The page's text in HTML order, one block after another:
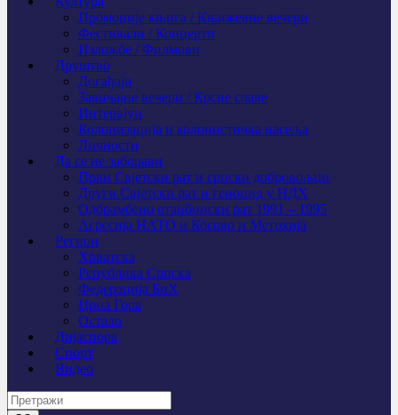
Промоције књига / Књижевне вечери
Фестивали / Концерти
Изложбе / Филмови
Друштво
Догађаји
Завичајне вечери / Крсне славе
Интервјуи
Колонизација и колонистичка насеља
Личности
Да се не заборави
Први Свјeтски рат и српски добровољци
Други Свјетски рат и геноцид у НДХ
Одбрамбено отаџбински рат 1991 – 1995
Агресија НАТО и Косово и Метохија
Регион
Хрватска
Република Српска
Федерација БиХ
Црна Гора
Остало
Дијаспора
Спорт
Видео